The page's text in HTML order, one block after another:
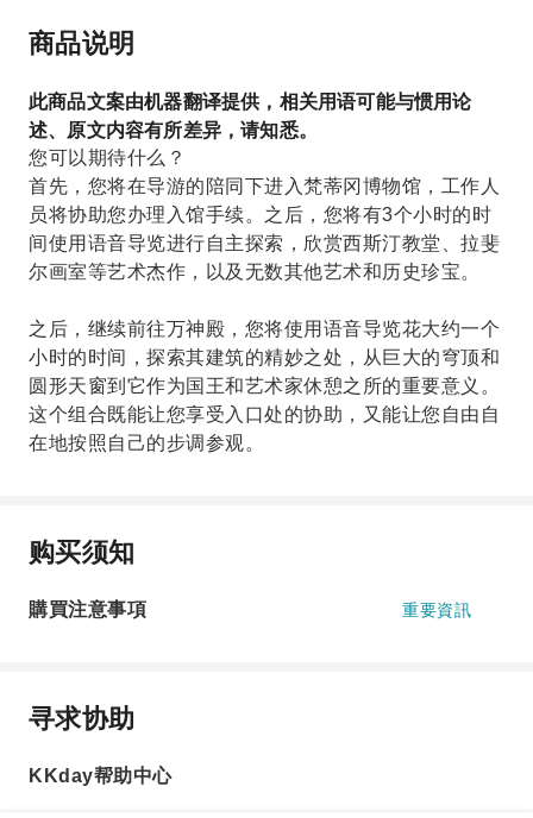
商品说明
此商品文案由机器翻译提供，相关用语可能与惯用论
述、原文内容有所差异，请知悉。
您可以期待什么？
首先，您将在导游的陪同下进入梵蒂冈博物馆，工作人
员将协助您办理入馆手续。之后，您将有3个小时的时
间使用语音导览进行自主探索，欣赏西斯汀教堂、拉斐
尔画室等艺术杰作，以及无数其他艺术和历史珍宝。
之后，继续前往万神殿，您将使用语音导览花大约一个
小时的时间，探索其建筑的精妙之处，从巨大的穹顶和
圆形天窗到它作为国王和艺术家休憩之所的重要意义。
这个组合既能让您享受入口处的协助，又能让您自由自
在地按照自己的步调参观。
购买须知
購買注意事項 重要資訊
寻求协助
KKday帮助中心